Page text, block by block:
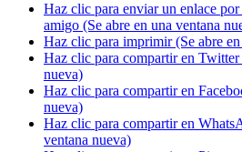
Haz clic para enviar un enlace
amigo (Se abre en una ventana
Haz clic para imprimir (Se abre
Haz clic para compartir en Twitter
nueva)
Haz clic para compartir en
nueva)
Haz clic para compartir en
ventana nueva)